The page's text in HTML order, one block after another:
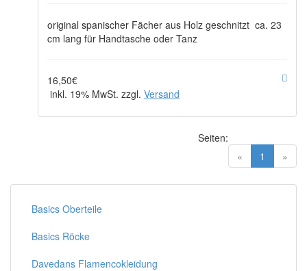
original spanischer Fächer aus Holz geschnitzt ca. 23
cm lang für Handtasche oder Tanz
16,50€
inkl. 19% MwSt. zzgl. Versand
« 1 (current)
»
Seiten:
Basics Oberteile
Basics Röcke
Davedans Flamencokleidung